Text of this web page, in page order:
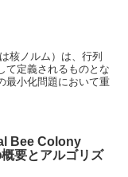
核ノルム）は、行列
て定義されるものとな
最小化問題において重
Bee Colony
要とアルゴリズ